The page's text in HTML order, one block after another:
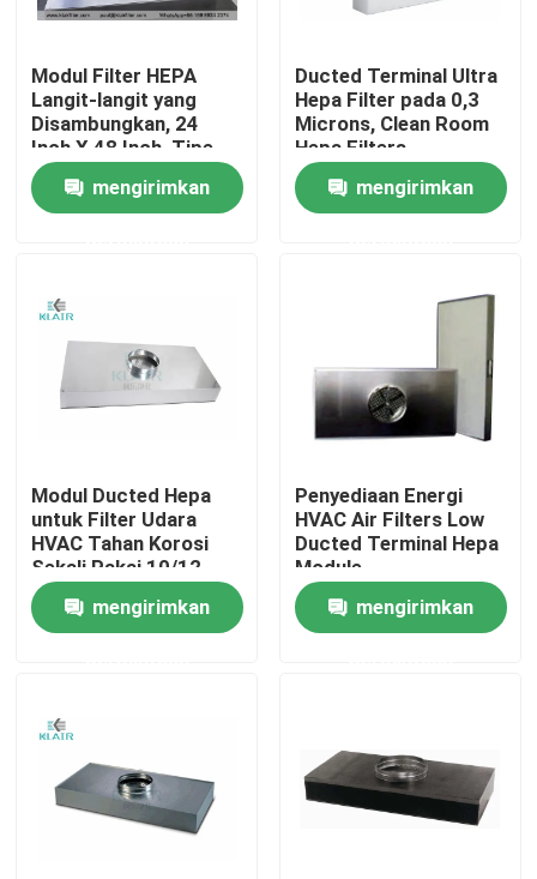
Rumah
Tentang kami
Tur Pabrik
Kontrol kualitas
Hubungi kami
Permintaan Penawaran
Filter Bag Air
Filter Udara HVAC
Modul Filter HEPA
Langit-langit yang
Disambungkan, 24
Inch X 48 Inch, Tipe
Permukaan yang Bisa
Dilalui mengirimkan
Ducted Terminal Ultra
Hepa Filter pada 0,3
Microns, Clean Room
Hepa Filters
mengirimkan
Modul Ducted Hepa
untuk Filter Udara
HVAC Tahan Korosi
Sekali Pakai 10/12
Inch
mengirimkan
Penyediaan Energi
HVAC Air Filters Low
Ducted Terminal Hepa
Module
mengirimkan